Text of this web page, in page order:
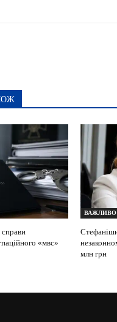
«мвс»
ВАЖЛИВО
млн грн